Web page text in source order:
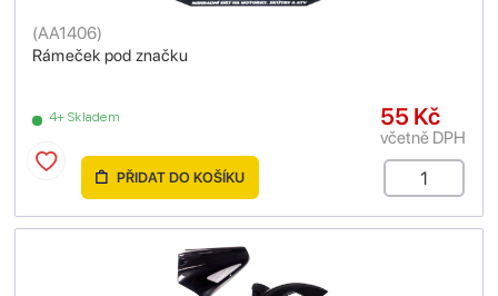
Rámeček pod značku
(AA1406)
4+ Skladem 55 Kč
včetně DPH
PŘIDAT DO KOŠÍKU